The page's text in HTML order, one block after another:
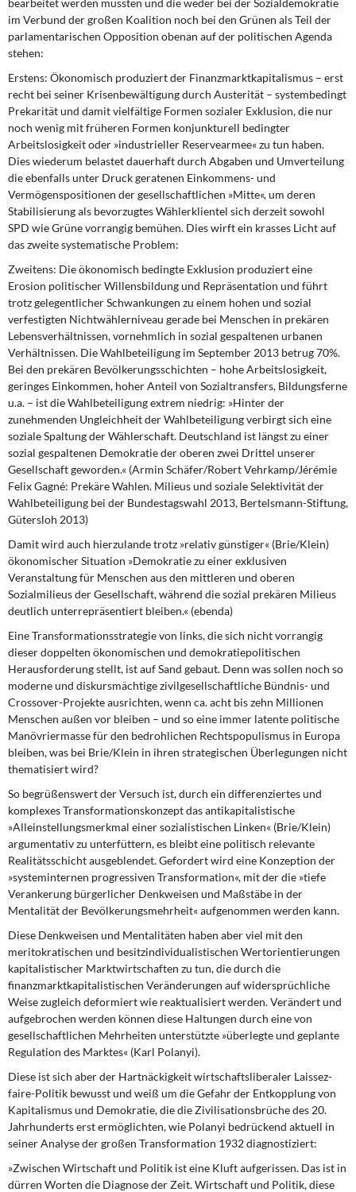
bearbeitet werden müssten und die weder bei der Sozialdemokratie
im Verbund der großen Koalition noch bei den Grünen als Teil der
parlamentarischen Opposition obenan auf der politischen Agenda
stehen:
Erstens: Ökonomisch produziert der Finanzmarktkapitalismus – erst
recht bei seiner Krisenbewältigung durch Austerität – systembedingt
Prekarität und damit vielfältige Formen sozialer Exklusion, die nur
noch wenig mit früheren Formen konjunkturell bedingter
Arbeitslosigkeit oder »industrieller Reservearmee« zu tun haben.
Dies wiederum belastet dauerhaft durch Abgaben und Umverteilung
die ebenfalls unter Druck geratenen Einkommens- und
Vermögenspositionen der gesellschaftlichen »Mitte«, um deren
Stabilisierung als bevorzugtes Wählerklientel sich derzeit sowohl
SPD wie Grüne vorrangig bemühen. Dies wirft ein krasses Licht auf
das zweite systematische Problem:
Zweitens: Die ökonomisch bedingte Exklusion produziert eine
Erosion politischer Willensbildung und Repräsentation und führt
trotz gelegentlicher Schwankungen zu einem hohen und sozial
verfestigten Nichtwählerniveau gerade bei Menschen in prekären
Lebensverhältnissen, vornehmlich in sozial gespaltenen urbanen
Verhältnissen. Die Wahlbeteiligung im September 2013 betrug 70%.
Bei den prekären Bevölkerungsschichten – hohe Arbeitslosigkeit,
geringes Einkommen, hoher Anteil von Sozialtransfers, Bildungsferne
u.a. – ist die Wahlbeteiligung extrem niedrig: »Hinter der
zunehmenden Ungleichheit der Wahlbeteiligung verbirgt sich eine
soziale Spaltung der Wählerschaft. Deutschland ist längst zu einer
sozial gespaltenen Demokratie der oberen zwei Drittel unserer
Gesellschaft geworden.« (Armin Schäfer/Robert Vehrkamp/Jérémie
Felix Gagné: Prekäre Wahlen. Milieus und soziale Selektivität der
Wahlbeteiligung bei der Bundestagswahl 2013, Bertelsmann-Stiftung,
Gütersloh 2013)
Damit wird auch hierzulandetrotz »relativ günstiger« (Brie/Klein)
ökonomischer Situation »Demokratie zu einer exklusiven
Veranstaltung für Menschen aus den mittleren und oberen
Sozialmilieus der Gesellschaft, während die sozial prekären Milieus
deutlich unterrepräsentiert bleiben.« (ebenda)
Eine Transformationsstrategie von links,die sich nicht vorrangig
dieser doppelten ökonomischen und demokratiepolitischen
Herausforderung stellt, ist auf Sand gebaut. Denn was sollen noch so
moderne und diskursmächtige zivilgesellschaftliche Bündnis- und
Crossover-Projekte ausrichten, wenn ca. acht bis zehn Millionen
Menschen außen vor bleiben – und so eine immer latente politische
Manövriermasse für den bedrohlichen Rechtspopulismus in Europa
bleiben, was bei Brie/Klein in ihren strategischen Überlegungen nicht
thematisiert wird?
So begrüßenswert der Versuch ist,durch ein differenziertes und
komplexes Transformationskonzept das antikapitalistische
»Alleinstellungsmerkmal einer sozialistischen Linken« (Brie/Klein)
argumentativ zu unterfüttern, es bleibt eine politisch relevante
Realitätsschicht ausgeblendet. Gefordert wird eine Konzeption der
»systeminternen progressiven Transformation«, mit der die »tiefe
Verankerung bürgerlicher Denkweisen und Maßstäbe in der
Mentalität der Bevölkerungsmehrheit« aufgenommen werden kann.
Diese Denkweisen und Mentalitäten haben aber viel mit den
meritokratischen und besitzindividualistischen Wertorientierungen
kapitalistischer Marktwirtschaften zu tun, die durch die
finanzmarktkapitalistischen Veränderungen auf widersprüchliche
Weise zugleich deformiert wie reaktualisiert werden. Verändert und
aufgebrochen werden können diese Haltungen durch eine von
gesellschaftlichen Mehrheiten unterstützte »überlegte und geplante
Regulation des Marktes« (Karl Polanyi).
Diese ist sich aber der Hartnäckigkeitwirtschaftsliberaler Laissez-
faire-Politik bewusst und weiß um die Gefahr der Entkopplung von
Kapitalismus und Demokratie, die die Zivilisationsbrüche des 20.
Jahrhunderts erst ermöglichten, wie Polanyi bedrückend aktuell in
seiner Analyse der großen Transformation 1932 diagnostiziert:
»Zwischen Wirtschaft und Politik ist eine Kluftaufgerissen. Das ist in
dürren Worten die Diagnose der Zeit. Wirtschaft und Politik, diese